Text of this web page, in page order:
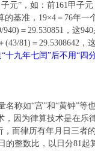
元”，如：前161甲子元
基准，19×4＝76年一
＝29.530851，这
81)＝29.5308642，
十九年七闰”后不用“四
称如“宫”和“黄钟”等
，因为律算技术是在乐
，而律历有年月日三者
的整数比，以日分81起